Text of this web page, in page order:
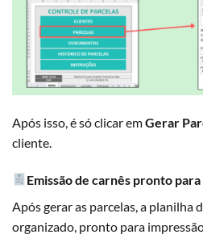
Após isso, é só clicar emGerar
cliente.
Emissão de carnês pronto
Após gerar as parcelas, a planilha
organizado, pronto para